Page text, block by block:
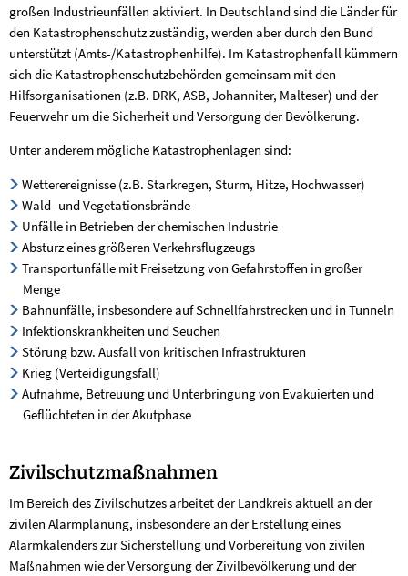
großen Industrieunfällen aktiviert. In Deutschland sind die Länder für
den Katastrophenschutz zuständig, werden aber durch den Bund
unterstützt (Amts-/Katastrophenhilfe). Im Katastrophenfall kümmern
sich die Katastrophenschutzbehörden gemeinsam mit den
Hilfsorganisationen (z.B. DRK, ASB, Johanniter, Malteser) und der
Feuerwehr um die Sicherheit und Versorgung der Bevölkerung.
Unter anderem mögliche Katastrophenlagen sind:
Wetterereignisse (z.B. Starkregen, Sturm, Hitze, Hochwasser)
Wald- und Vegetationsbrände
Unfälle in Betrieben der chemischen Industrie
Absturz eines größeren Verkehrsflugzeugs
Transportunfälle mit Freisetzung von Gefahrstoffen in großer
Menge
Bahnunfälle, insbesondere auf Schnellfahrstrecken und in Tunneln
Infektionskrankheiten und Seuchen
Störung bzw. Ausfall von kritischen Infrastrukturen
Krieg (Verteidigungsfall)
Aufnahme, Betreuung und Unterbringung von Evakuierten und
Geflüchteten in der Akutphase
Zivilschutzmaßnahmen
Im Bereich des Zivilschutzes arbeitet der Landkreis aktuell an der
zivilen Alarmplanung, insbesondere an der Erstellung eines
Alarmkalenders zur Sicherstellung und Vorbereitung von zivilen
Maßnahmen wie der Versorgung der Zivilbevölkerung und der